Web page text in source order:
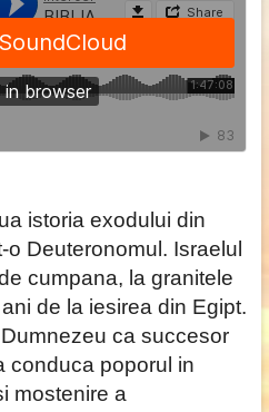
istoria exodului din
Deuteronomul. Israelul
cumpana, la granitele
de la iesirea din Egipt.
ca succesor
conduca poporul in
mostenire a